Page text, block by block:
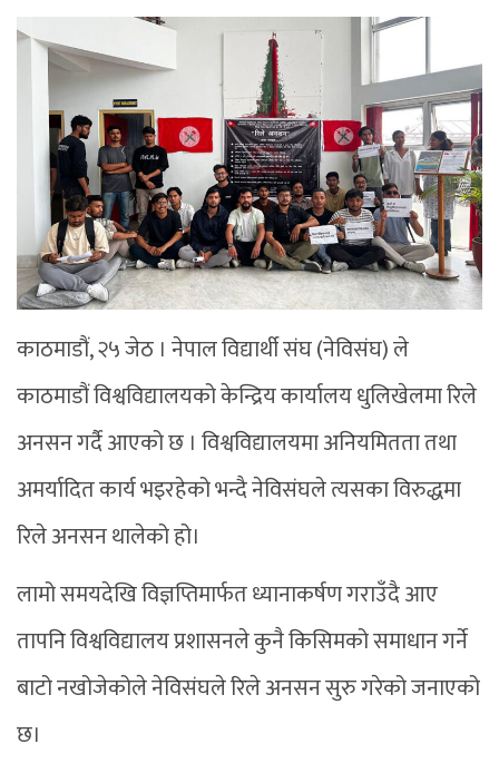
काठमाडौं, २५ जेठ । नेपाल विद्यार्थी संघ (नेविसंघ) ले
काठमाडौं विश्वविद्यालयको केन्द्रिय कार्यालय धुलिखेलमा रिले
अनसन गर्दै आएको छ । विश्वविद्यालयमा अनियमितता तथा
अमर्यादित कार्य भइरहेको भन्दै नेविसंघले त्यसका विरुद्धमा
रिले अनसन थालेको हो।
लामो समयदेखि विज्ञप्तिमार्फत ध्यानाकर्षण गराउँदै आए
तापनि विश्वविद्यालय प्रशासनले कुनै किसिमको समाधान गर्ने
बाटो नखोजेकोले नेविसंघले रिले अनसन सुरु गरेको जनाएको
छ।